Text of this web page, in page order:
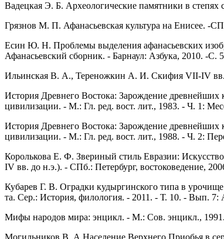
Вадецкая Э. Б. Археологические памятники в степях
Грязнов М. П. Афанасьевская культура на Енисее. -
Есин Ю. Н. Проблемы выделения афанасьевских
Афанасьевский сборник. - Барнаул: Азбука, 2010. -С.
Ильинская В. А., Тереножкин А. И. Скифия VII-IV вв.
История Древнего Востока: Зарождение древнейших
цивилизации. - М.: Гл. ред. вост. лит., 1983. - Ч. 1:
История Древнего Востока: Зарождение древнейших
цивилизации. - М.: Гл. ред. вост. лит., 1988. - Ч. 2:
Королькова Е. Ф. Звериный стиль Евразии:
IV вв. до н.э.). - СПб.: Петербург, востоковедение,
Кубарев Г. В. Оградки кудыргинского типа в
та. Сер.: История, филология. - 2011. - Т. 10. - Вып. 7:
Мифы народов мира: энцикл. - М.: Сов. энцикл.,
Могильников В. А Население Верхнего Приобья в